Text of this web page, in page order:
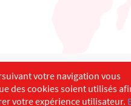
English Français
ISEC-AdW Aspects légaux
votre navigation vous
des cookies soient utilisés
votre expérience utilisateur.